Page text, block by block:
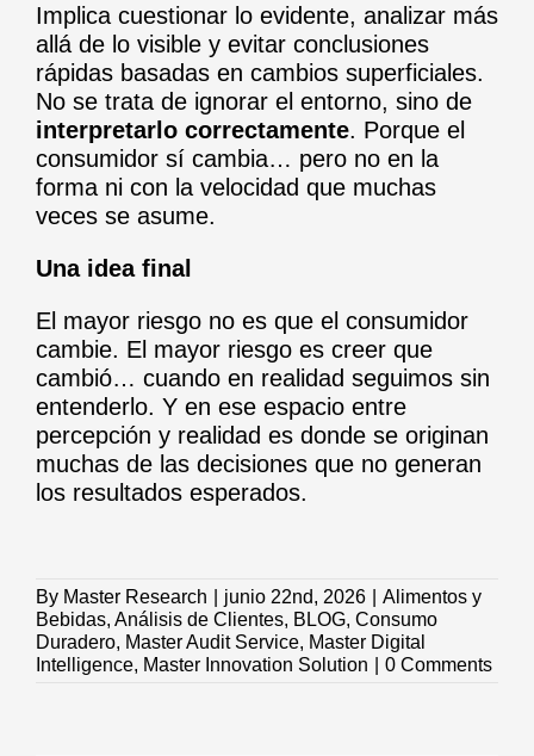
Implica cuestionar lo evidente, analizar más
allá de lo visible y evitar conclusiones
rápidas basadas en cambios superficiales.
No se trata de ignorar el entorno, sino de
interpretarlo correctamente. Porque el
consumidor sí cambia… pero no en la
forma ni con la velocidad que muchas
veces se asume.
Una idea final
El mayor riesgo no es que el consumidor
cambie. El mayor riesgo es creer que
cambió… cuando en realidad seguimos sin
entenderlo. Y en ese espacio entre
percepción y realidad es donde se originan
muchas de las decisiones que no generan
los resultados esperados.
By Master Research junio 22nd, 2026
Alimentos y
Bebidas, Análisis de Clientes, BLOG, Consumo
Duradero, Master Audit Service, Master Digital
Intelligence, Master Innovation Solution 0 Comments